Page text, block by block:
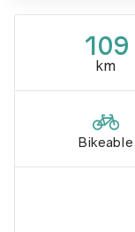
109
km
Bikeable